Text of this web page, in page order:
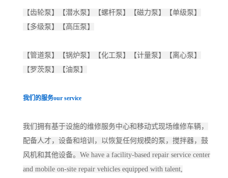
【齿轮泵】【潜水泵】【螺杆泵】【磁力泵】【单级泵】
【多级泵】【高压泵】
【管道泵】【锅炉泵】【化工泵】【计量泵】【离心泵】
【罗茨泵】【油泵】
我们的服务our service
我们拥有基于设施的维修服务中心和移动式现场维修车辆，
配备人才，设备和培训，以恢复任何规模的泵，搅拌器，鼓
风机和其他设备。We have a facility-based repair service center
and mobile on-site repair vehicles equipped with talent,